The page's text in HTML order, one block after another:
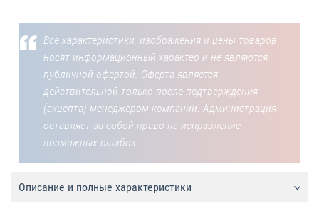
Все характеристики, изображения и цены товаров
носят информационный характер и не являются
публичной офертой. Оферта является
действительной только после подтверждения
(акцепта) менеджером компании. Администрация
оставляет за собой право на исправление
возможных ошибок.
Описание и полные характеристики